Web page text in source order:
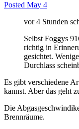
Posted May 4
vor 4 Stunden
Selbst Foggys
richtig in
gesichtet.
Durchlass
Es gibt verschiedene
kannst. Aber das geht
Die
Brennräume.